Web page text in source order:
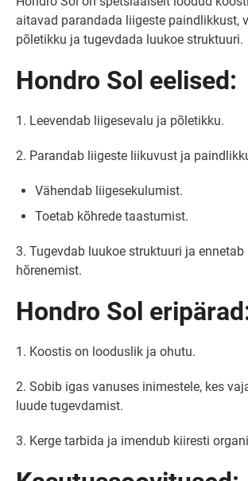
aitavad parandada liigeste paindlikkust,
põletikku ja tugevdada luukoe struktuuri.
Hondro Sol eelised:
1. Leevendab liigesevalu ja põletikku.
2. Parandab liigeste liikuvust ja
Vähendab liigesekulumist.
Toetab kõhrede taastumist.
3. Tugevdab luukoe struktuuri ja ennetab
hõrenemist.
Hondro Sol
1. Koostis on looduslik ja ohutu.
2. Sobib igas vanuses inimestele, kes
luude tugevdamist.
3. Kerge tarbida ja imendub kiiresti